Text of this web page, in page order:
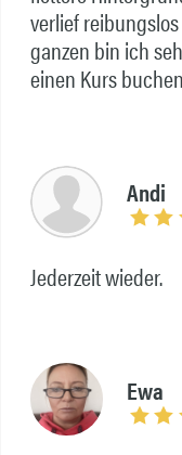
verlief
ganzen bin ich
einen Kurs
Andi
Jederzeit wieder.
Ewa